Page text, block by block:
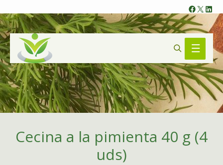
X
Main
Menu
Search
Cecina a la pimienta 40 g (4
uds)